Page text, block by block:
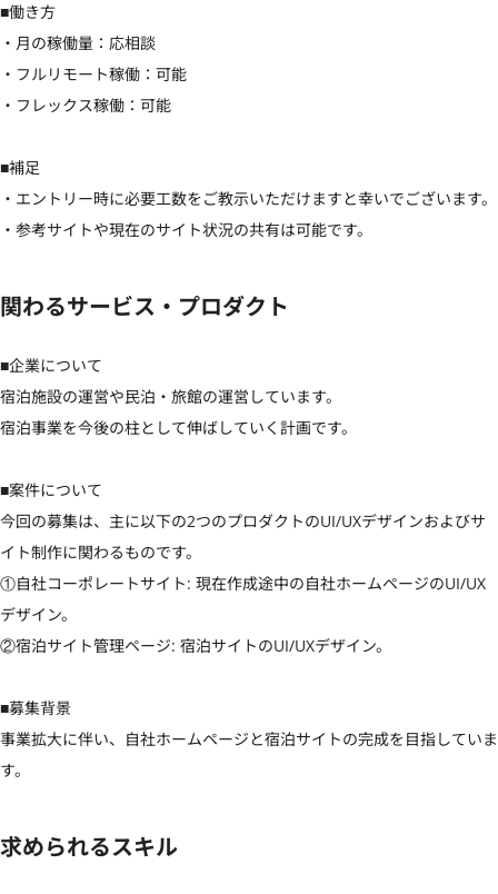
■働き方
・月の稼働量：応相談
・フルリモート稼働：可能
・フレックス稼働：可能
■補足
・エントリー時に必要工数をご教示いただけますと幸いでございます。
・参考サイトや現在のサイト状況の共有は可能です。
関わるサービス・プロダクト
■企業について
宿泊施設の運営や民泊・旅館の運営しています。
宿泊事業を今後の柱として伸ばしていく計画です。
■案件について
今回の募集は、主に以下の2つのプロダクトのUI/UXデザインおよびサ
イト制作に関わるものです。
①自社コーポレートサイト: 現在作成途中の自社ホームページのUI/UX
デザイン。
②宿泊サイト管理ページ: 宿泊サイトのUI/UXデザイン。
■募集背景
事業拡大に伴い、自社ホームページと宿泊サイトの完成を目指していま
す。
求められるスキル